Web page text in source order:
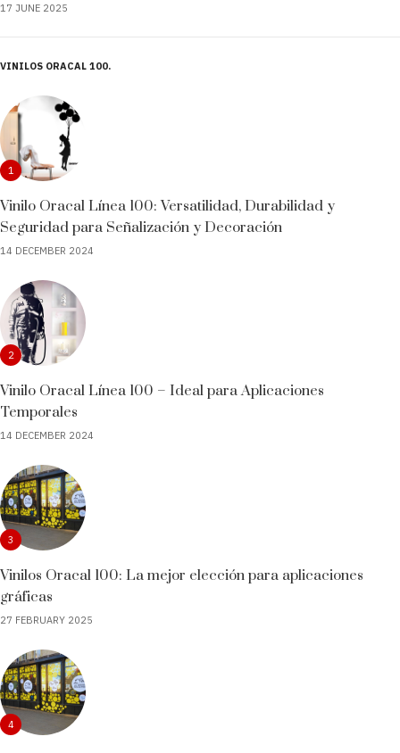
17 JUNE 2025
VINILOS ORACAL 100
1
Vinilo Oracal Línea 100: Versatilidad, Durabilidad y
Seguridad para Señalización y Decoración
14 DECEMBER 2024
2
Vinilo Oracal Línea 100 – Ideal para Aplicaciones
Temporales
14 DECEMBER 2024
3
Vinilos Oracal 100: La mejor elección para aplicaciones
gráficas
27 FEBRUARY 2025
4